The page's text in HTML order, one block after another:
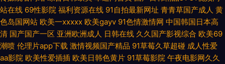
天亚洲 国产精品夜夜 香蕉网伊人 国产中出在线观看 在线网站91 久久人妻福
利导航 91夫妻电影 久久五月天视频 www日韩欧美 A片下载曰日韩 黑丝无码
Av 91在线欧洲 激情国产 三级三级AV导航 日韩欧美大片 第一福利论坛影院
站在线 69性影院 福利资源在线 91自拍最新网址 青青草国产成人 黄
色岛国网站 欧美一xxxxx 欧美gayv 91色情激情网 中国韩国日本高
清 国产国产一区 亚洲欧洲成人 日韩在线 久久国产影视综合 欧美69
潮喷 伦理片app下载 激情视频国产精品 91草莓久草超碰 成人性爱
aa影院 欧美性爱插插 欧美日韩色黄片 91草莓影院 午夜电影网久久